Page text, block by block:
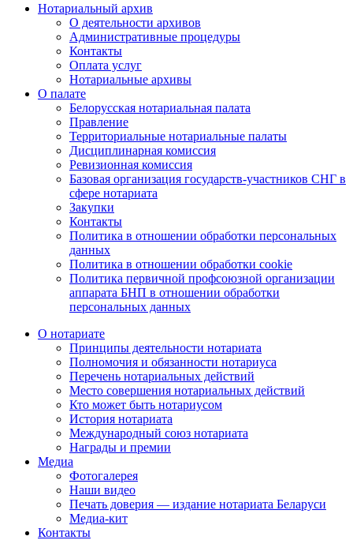
Нотариальный архив
О деятельности архивов
Административные процедуры
Контакты
Оплата услуг
Нотариальные архивы
О палате
Белорусская нотариальная палата
Правление
Территориальные нотариальные палаты
Дисциплинарная комиссия
Ревизионная комиссия
Базовая организация государств-участников СНГ в
сфере нотариата
Закупки
Контакты
Политика в отношении обработки персональных
данных
Политика в отношении обработки cookie
Политика первичной профсоюзной организации
аппарата БНП в отношении обработки
персональных данных
О нотариате
Принципы деятельности нотариата
Полномочия и обязанности нотариуса
Перечень нотариальных действий
Место совершения нотариальных действий
Кто может быть нотариусом
История нотариата
Международный союз нотариата
Награды и премии
Медиа
Фотогалерея
Наши видео
Печать доверия — издание нотариата Беларуси
Медиа-кит
Контакты